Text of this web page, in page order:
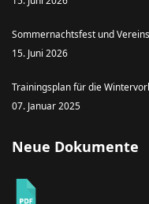
Sommernachtsfest und
15. Juni 2026
Trainingsplan für die
07. Januar 2025
Neue Dokumente